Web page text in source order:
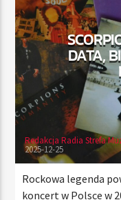
TERAZ
RADIO
00:00
DATA,
Redakcja Radia Strefa
2025-12-25
Rockowa legenda
koncert w Polsce w